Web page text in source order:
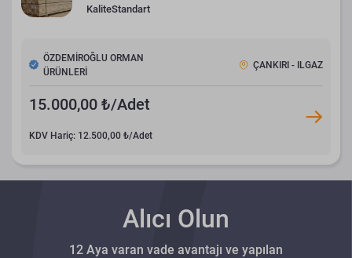
KaliteStandart
ÖZDEMİROĞLU ORMAN
ÜRÜNLERİ
ÇANKIRI - ILGAZ
15.000,00 ₺/Adet
KDV Hariç: 12.500,00 ₺/Adet
Alıcı Olun
12 Aya varan vade avantajı ve yapılan